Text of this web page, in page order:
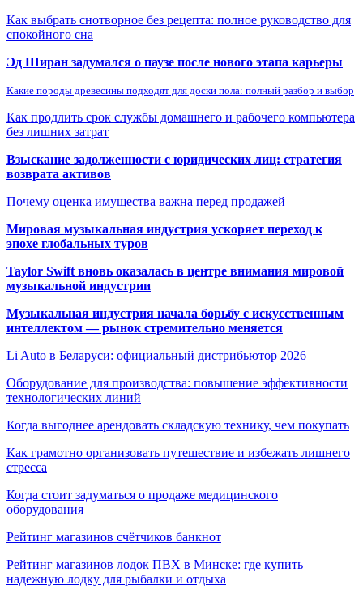
Как выбрать снотворное без рецепта: полное руководство для
спокойного сна
Эд Ширан задумался о паузе после нового этапа карьеры
Какие породы древесины подходят для доски пола: полный разбор и выбор
Как продлить срок службы домашнего и рабочего компьютера
без лишних затрат
Взыскание задолженности с юридических лиц: стратегия
возврата активов
Почему оценка имущества важна перед продажей
Мировая музыкальная индустрия ускоряет переход к
эпохе глобальных туров
Taylor Swift вновь оказалась в центре внимания мировой
музыкальной индустрии
Музыкальная индустрия начала борьбу с искусственным
интеллектом — рынок стремительно меняется
Li Auto в Беларуси: официальный дистрибьютор 2026
Оборудование для производства: повышение эффективности
технологических линий
Когда выгоднее арендовать складскую технику, чем покупать
Как грамотно организовать путешествие и избежать лишнего
стресса
Когда стоит задуматься о продаже медицинского
оборудования
Рейтинг магазинов счётчиков банкнот
Рейтинг магазинов лодок ПВХ в Минске: где купить
надежную лодку для рыбалки и отдыха